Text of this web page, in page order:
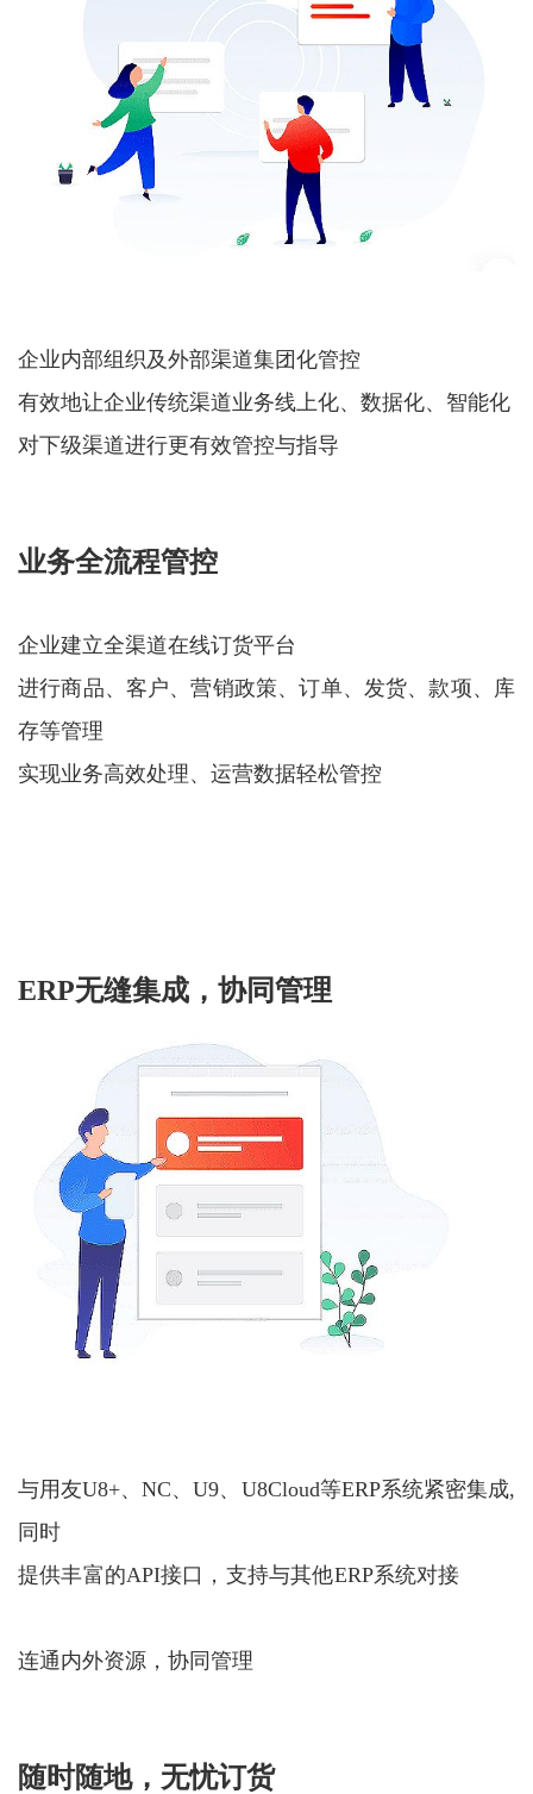
企业内部组织及外部渠道集团化管控
有效地让企业传统渠道业务线上化、数据化、智能化
对下级渠道进行更有效管控与指导
业务全流程管控
企业建立全渠道在线订货平台
进行商品、客户、营销政策、订单、发货、款项、库
存等管理
实现业务高效处理、运营数据轻松管控
ERP无缝集成，协同管理
与用友U8+、NC、U9、U8Cloud等ERP系统紧密集成,
同时
提供丰富的API接口，支持与其他ERP系统对接
连通内外资源，协同管理
随时随地，无忧订货